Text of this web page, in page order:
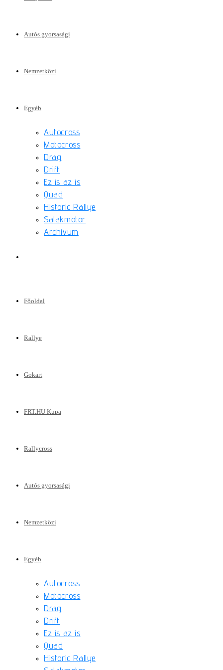
Autós gyorsasági
Nemzetközi
Egyéb
Autocross
Motocross
Drag
Drift
Ez is az is
Quad
Historic Rallye
Salakmotor
Archívum
Főoldal
Rallye
Gokart
FRT.HU Kupa
Rallycross
Autós gyorsasági
Nemzetközi
Egyéb
Autocross
Motocross
Drag
Drift
Ez is az is
Quad
Historic Rallye